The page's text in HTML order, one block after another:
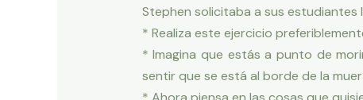
Stephen solicitaba a sus estudiantes
* Realiza este ejercicio
* Imagina que estás a punto de
sentir que se está al borde de la